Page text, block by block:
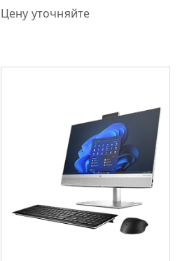
Цену уточняйте
+7 (778) 848-44-33